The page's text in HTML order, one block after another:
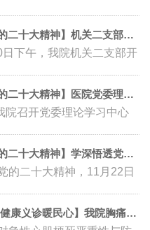
二十大精神。党...
【学习宣传贯彻党的二十大精神】机关二支部专题学习《中国共产党章程》暨主题党日活动
下午，我院机关二支部开
【学习宣传贯彻党的二十大精神】医院党委理论学习中心组专题学习《中国共产党章程》
院召开党委理论学习中心
与学习党的二十大精神...
【学习宣传贯彻党的二十大精神】学深悟透党的二十大精神 争做新时代优秀白衣战士
的二十大精神，11月22日
宣讲活动，各...
【学思践行二十大 健康义诊暖民心】我院胸痛中心开展心梗救治日义诊活动